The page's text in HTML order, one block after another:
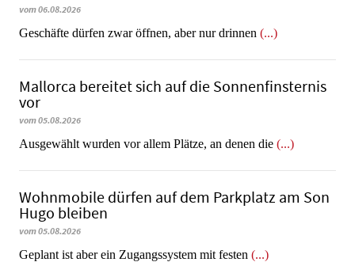
vom 06.08.2026
Geschäfte dürfen zwar öffnen, aber nur drinnen (...)
Mallorca bereitet sich auf die Sonnenfinsternis
vor
vom 05.08.2026
Ausgewählt wurden vor allem Plätze, an denen die (...)
Wohnmobile dürfen auf dem Parkplatz am Son
Hugo bleiben
vom 05.08.2026
Geplant ist aber ein Zugangssystem mit festen (...)